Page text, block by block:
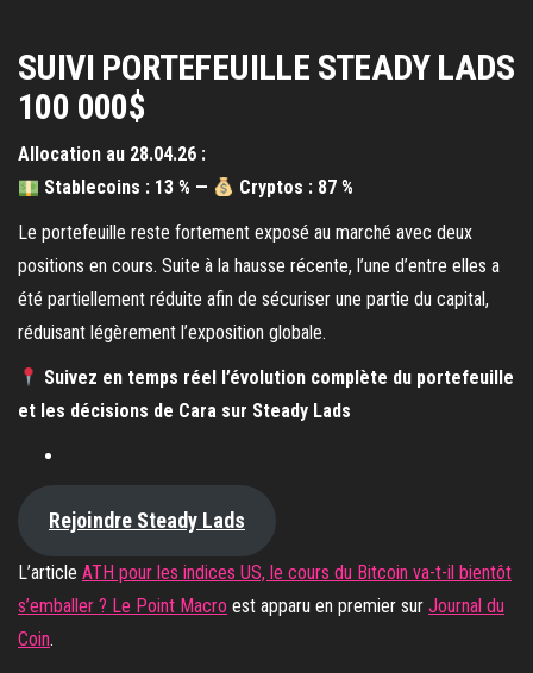
SUIVI PORTEFEUILLE STEADY LADS
100 000$
Allocation au 28.04.26 :
Stablecoins : 13 % — Cryptos : 87 %
Le portefeuille reste fortement exposé au marché avec deux
positions en cours. Suite à la hausse récente, l’une d’entre elles a
été partiellement réduite afin de sécuriser une partie du capital,
réduisant légèrement l’exposition globale.
Suivez en temps réel l’évolution complète du portefeuille
et les décisions de Cara sur Steady Lads
Rejoindre Steady Lads
L’article ATH pour les indices US, le cours du Bitcoin va-t-il bientôt
s’emballer ? Le Point Macro est apparu en premier sur Journal du
Coin.